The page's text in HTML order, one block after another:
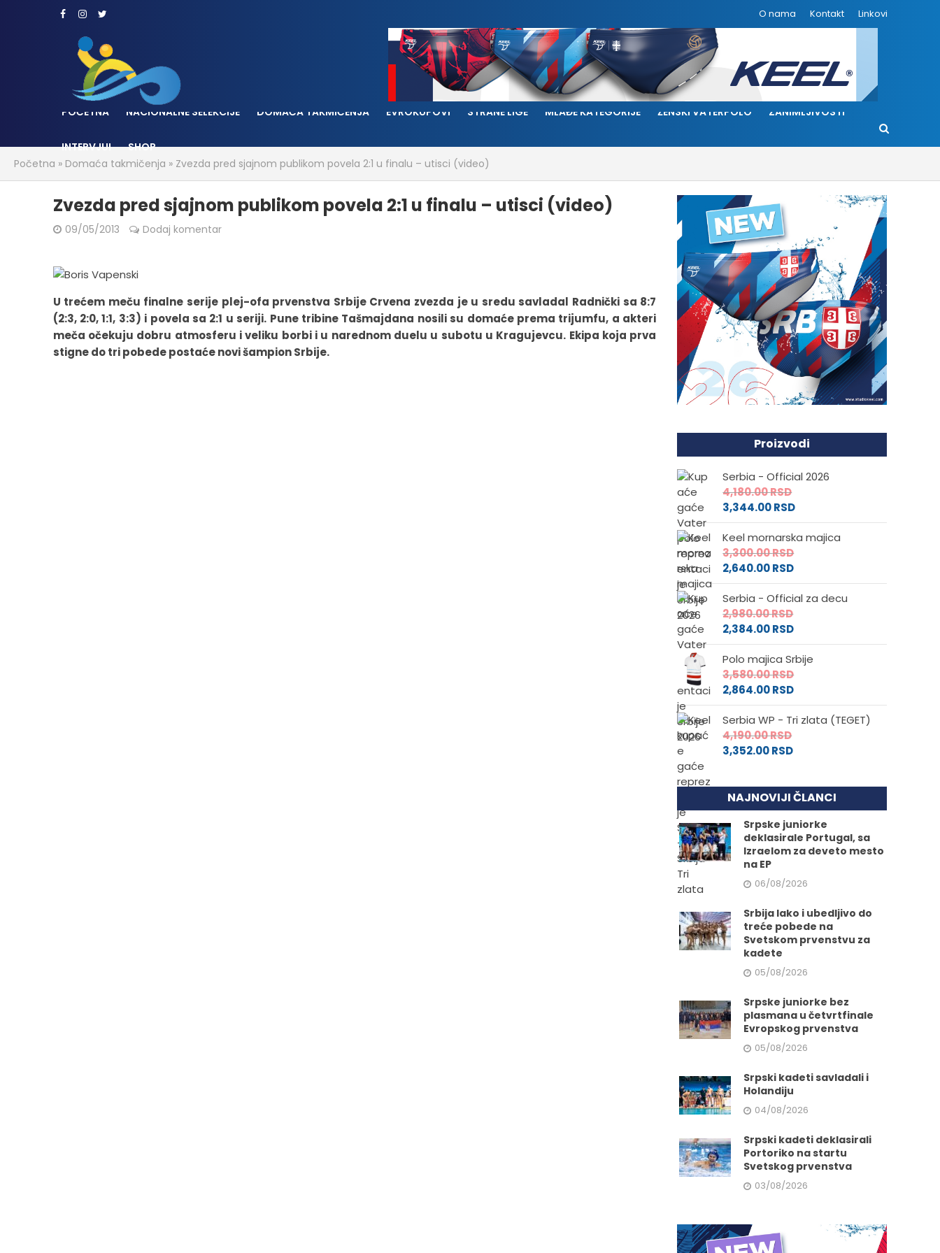
O nama Kontakt Linkovi
POČETNA NACIONALNE SELEKCIJE DOMAĆA TAKMIČENJA EVROKUPOVI STRANE LIGE MLAĐE KATEGORIJE ŽENSKI VATERPOLO ZANIMLJIVOSTI
INTERVJUI
SHOP
Početna » Domaća takmičenja » Zvezda pred sjajnom publikom povela 2:1 u finalu – utisci (video)
Zvezda pred sjajnom publikom povela 2:1 u finalu – utisci (video)
09/05/2013 Dodaj komentar
U trećem meču finalne serije plej-ofa prvenstva Srbije Crvena zvezda je u sredu savladal Radnički sa 8:7
(2:3, 2:0, 1:1, 3:3) i povela sa 2:1 u seriji. Pune tribine Tašmajdana nosili su domaće prema trijumfu, a akteri
meča očekuju dobru atmosferu i veliku borbi i u narednom duelu u subotu u Kragujevcu. Ekipa koja prva
stigne do tri pobede postaće novi šampion Srbije.
Proizvodi
Serbia - Official 2026
4,180.00RSD
3,344.00RSD
Keel mornarska majica
3,300.00RSD
2,640.00RSD
Serbia - Official za decu
2,980.00RSD
2,384.00RSD
Polo majica Srbije
3,580.00RSD
2,864.00RSD
Serbia WP - Tri zlata (TEGET)
4,190.00RSD
3,352.00RSD
NAJNOVIJI ČLANCI
Srpske juniorke
deklasirale Portugal, sa
Izraelom za deveto mesto
na EP
06/08/2026
Srbija lako i ubedljivo do
treće pobede na
Svetskom prvenstvu za
kadete
05/08/2026
Srpske juniorke bez
plasmana u četvrtfinale
Evropskog prvenstva
05/08/2026
Srpski kadeti savladali i
Holandiju
04/08/2026
Srpski kadeti deklasirali
Portoriko na startu
Svetskog prvenstva
03/08/2026